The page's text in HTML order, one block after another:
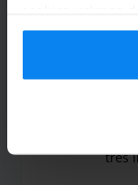
instellingen op
Michael Dal Bo
Geparkeerd van
Un
très